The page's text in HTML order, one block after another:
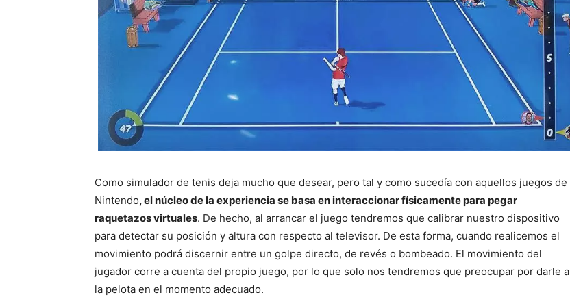
Como simulador de tenis deja mucho que desear, pero tal y como sucedía con aquellos juegos de
Nintendo, el núcleo de la experiencia se basa en interaccionar físicamente para pegar
raquetazos virtuales. De hecho, al arrancar el juego tendremos que calibrar nuestro dispositivo
para detectar su posición y altura con respecto al televisor. De esta forma, cuando realicemos el
movimiento podrá discernir entre un golpe directo, de revés o bombeado. El movimiento del
jugador corre a cuenta del propio juego, por lo que solo nos tendremos que preocupar por darle a
la pelota en el momento adecuado.